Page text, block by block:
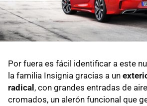
Por fuera es fácil identificar a este
la familia Insignia gracias a un
radical , con grandes entradas de
cromados, un alerón funcional que